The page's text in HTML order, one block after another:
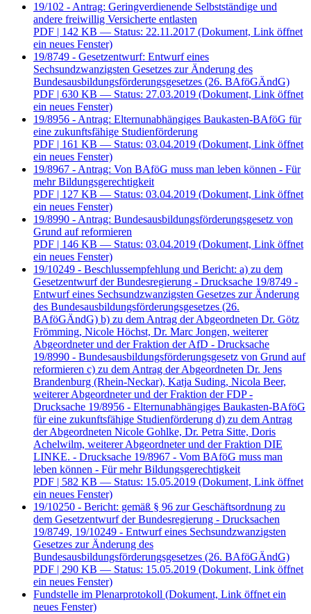
19/102 - Antrag: Geringverdienende Selbstständige und
andere freiwillig Versicherte entlasten
PDF | 142 KB — Status: 22.11.2017 (Dokument, Link öffnet
ein neues Fenster)
19/8749 - Gesetzentwurf: Entwurf eines
Sechsundzwanzigsten Gesetzes zur Änderung des
Bundesausbildungsförderungsgesetzes (26. BAföGÄndG)
PDF | 630 KB — Status: 27.03.2019 (Dokument, Link öffnet
ein neues Fenster)
19/8956 - Antrag: Elternunabhängiges Baukasten-BAföG für
eine zukunftsfähige Studienförderung
PDF | 161 KB — Status: 03.04.2019 (Dokument, Link öffnet
ein neues Fenster)
19/8967 - Antrag: Von BAföG muss man leben können - Für
mehr Bildungsgerechtigkeit
PDF | 127 KB — Status: 03.04.2019 (Dokument, Link öffnet
ein neues Fenster)
19/8990 - Antrag: Bundesausbildungsförderungsgesetz von
Grund auf reformieren
PDF | 146 KB — Status: 03.04.2019 (Dokument, Link öffnet
ein neues Fenster)
19/10249 - Beschlussempfehlung und Bericht: a) zu dem
Gesetzentwurf der Bundesregierung - Drucksache 19/8749 -
Entwurf eines Sechsundzwanzigsten Gesetzes zur Änderung
des Bundesausbildungsförderungsgesetzes (26.
BAföGÄndG) b) zu dem Antrag der Abgeordneten Dr. Götz
Frömming, Nicole Höchst, Dr. Marc Jongen, weiterer
Abgeordneter und der Fraktion der AfD - Drucksache
19/8990 - Bundesausbildungsförderungsgesetz von Grund auf
reformieren c) zu dem Antrag der Abgeordneten Dr. Jens
Brandenburg (Rhein-Neckar), Katja Suding, Nicola Beer,
weiterer Abgeordneter und der Fraktion der FDP -
Drucksache 19/8956 - Elternunabhängiges Baukasten-BAföG
für eine zukunftsfähige Studienförderung d) zu dem Antrag
der Abgeordneten Nicole Gohlke, Dr. Petra Sitte, Doris
Achelwilm, weiterer Abgeordneter und der Fraktion DIE
LINKE. - Drucksache 19/8967 - Vom BAföG muss man
leben können - Für mehr Bildungsgerechtigkeit
PDF | 582 KB — Status: 15.05.2019 (Dokument, Link öffnet
ein neues Fenster)
19/10250 - Bericht: gemäß § 96 zur Geschäftsordnung zu
dem Gesetzentwurf der Bundesregierung - Drucksachen
19/8749, 19/10249 - Entwurf eines Sechsundzwanzigsten
Gesetzes zur Änderung des
Bundesausbildungsförderungsgesetzes (26. BAföGÄndG)
PDF | 290 KB — Status: 15.05.2019 (Dokument, Link öffnet
ein neues Fenster)
Fundstelle im Plenarprotokoll (Dokument, Link öffnet ein
neues Fenster)